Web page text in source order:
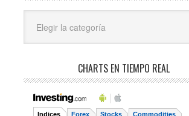
CHARTS EN TIEMPO REAL